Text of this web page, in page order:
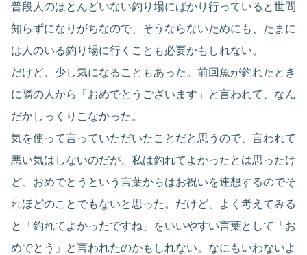
普段人のほとんどいない釣り場にばかり行っていると世間
知らずになりがちなので、そうならないためにも、たまに
は人のいる釣り場に行くことも必要かもしれない。
だけど、少し気になることもあった。前回魚が釣れたとき
に隣の人から「おめでとうございます」と言われて、なん
だかしっくりこなかった。
気を使って言っていただいたことだと思うので、言われて
悪い気はしないのだが、私は釣れてよかったとは思ったけ
ど、おめでとうという言葉からはお祝いを連想するのでそ
れほどのことでもないと思った。だけど、よく考えてみる
と「釣れてよかったですね」をいいやすい言葉として「お
めでとう」と言われたのかもしれない。なにもいわないよ